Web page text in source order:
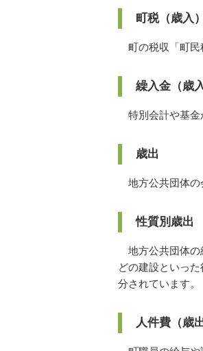
町税（歳入）
町の税収「町民
繰入金（歳入
特別会計や基金
歳出
地方公共団体の
性質別歳出
地方公共団体の
どの建設といっ
分されています。
人件費（歳出